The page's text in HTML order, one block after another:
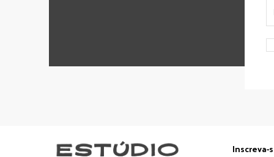
Inscreva-